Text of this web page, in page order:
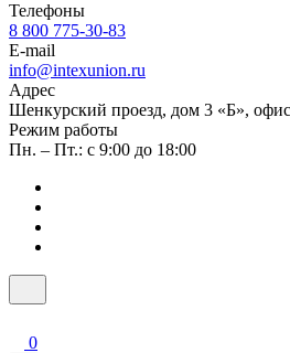
Телефоны
8 800 775-30-83
E-mail
info@intexunion.ru
Адрес
Шенкурский проезд, дом 3 «Б»,
Режим работы
Пн. – Пт.: с 9:00 до 18:00
0